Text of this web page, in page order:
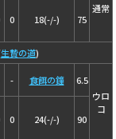
通常
0 18(-/-) 75
生贄の道)
- 食餌の鐘
6.5
ウロ
コ
0 24(-/-) 90